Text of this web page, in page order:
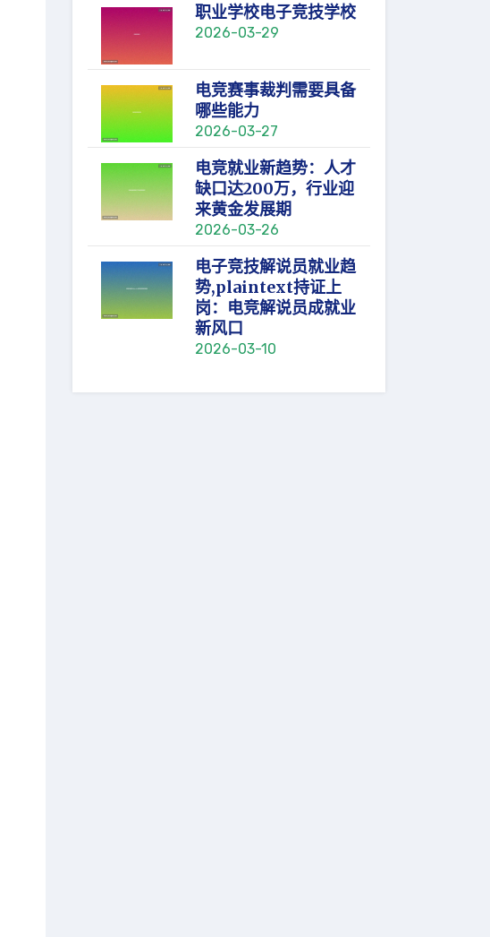
职业学校电子竞技学校
2026-03-29
电竞赛事裁判需要具备
哪些能力
2026-03-27
电竞就业新趋势：人才
缺口达200万，行业迎
来黄金发展期
2026-03-26
电子竞技解说员就业趋
势,plaintext持证上
岗：电竞解说员成就业
新风口
2026-03-10